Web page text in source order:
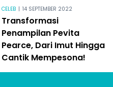
CELEB | 14 SEPTEMBER 2022
Transformasi
Penampilan Pevita
Pearce, Dari Imut Hingga
Cantik Mempesona!